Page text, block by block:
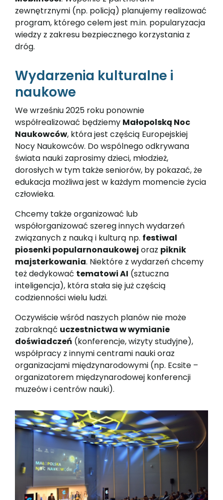
zewnętrznymi (np. policją) planujemy realizować
program, którego celem jest m.in. popularyzacja
wiedzy z zakresu bezpiecznego korzystania z
dróg.
Wydarzenia kulturalne i
naukowe
We wrześniu 2025 roku ponownie
współrealizować będziemy Małopolską Noc
Naukowców, która jest częścią Europejskiej
Nocy Naukowców. Do wspólnego odkrywana
świata nauki zaprosimy dzieci, młodzież,
dorosłych w tym także seniorów, by pokazać, że
edukacja możliwa jest w każdym momencie życia
człowieka.
Chcemy także organizować lub
współorganizować szereg innych wydarzeń
związanych z nauką i kulturą np. festiwal
piosenki popularnonaukowej oraz piknik
majsterkowania. Niektóre z wydarzeń chcemy
też dedykować tematowi AI (sztuczna
inteligencja), która stała się już częścią
codzienności wielu ludzi.
Oczywiście wśród naszych planów nie może
zabraknąć uczestnictwa w wymianie
doświadczeń (konferencje, wizyty studyjne),
współpracy z innymi centrami nauki oraz
organizacjami międzynarodowymi (np. Ecsite –
organizatorem międzynarodowej konferencji
muzeów i centrów nauki).